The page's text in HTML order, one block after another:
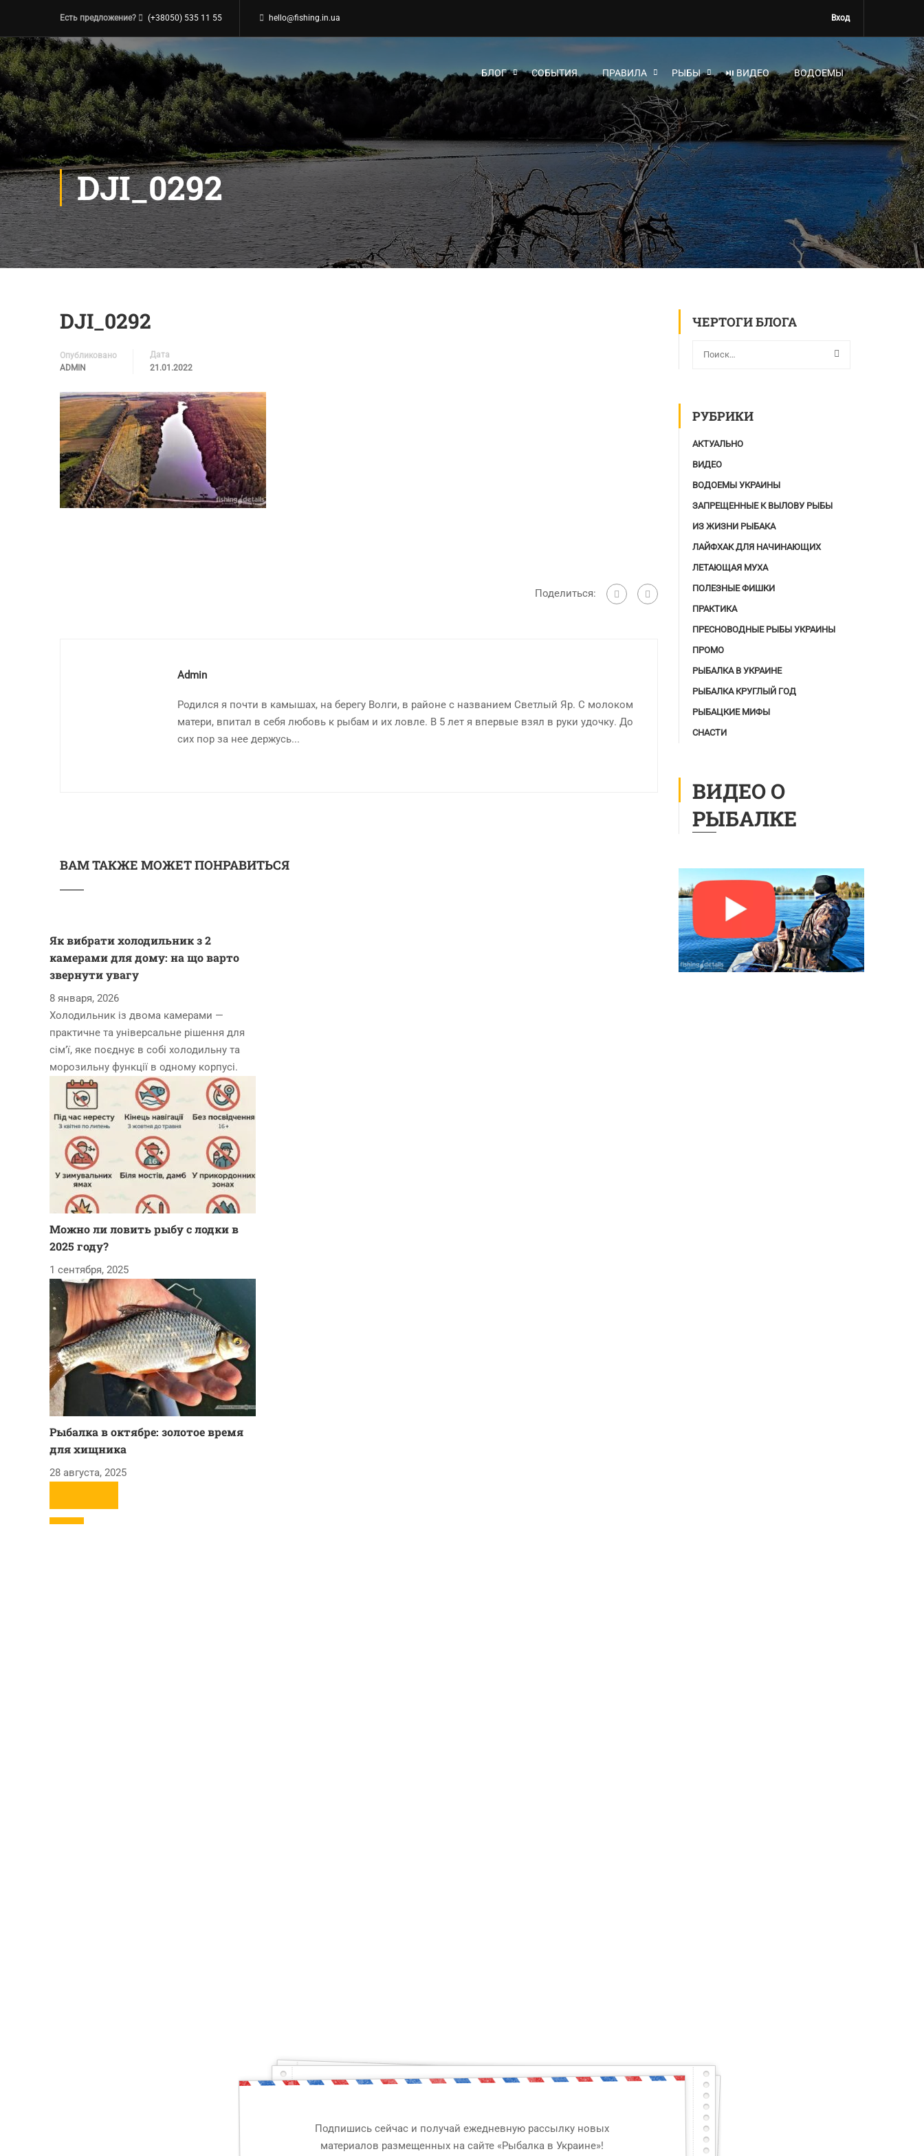
Есть предложение? (+38050) 535 11 55 hello@fishing.in.ua Вход
БЛОГ СОБЫТИЯ ПРАВИЛА РЫБЫ ⏯ ВИДЕО ВОДОЕМЫ
DJI_0292
DJI_0292
Опубликовано
ADMIN
Дата
21.01.2022
Поделиться:
Admin
Родился я почти в камышах, на берегу Волги, в районе с названием Светлый Яр. С молоком
матери, впитал в себя любовь к рыбам и их ловле. В 5 лет я впервые взял в руки удочку. До
сих пор за нее держусь...
ВАМ ТАКЖЕ МОЖЕТ ПОНРАВИТЬСЯ
Як вибрати холодильник з 2
камерами для дому: на що варто
звернути увагу
8 января, 2026
Холодильник із двома камерами —
практичне та універсальне рішення для
сім’ї, яке поєднує в собі холодильну та
морозильну функції в одному корпусі.
Можно ли ловить рыбу с лодки в
2025 году?
1 сентября, 2025
Рыбалка в октябре: золотое время
для хищника
28 августа, 2025
ЧЕРТОГИ БЛОГА
РУБРИКИ
АКТУАЛЬНО
ВИДЕО
ВОДОЕМЫ УКРАИНЫ
ЗАПРЕЩЕННЫЕ К ВЫЛОВУ РЫБЫ
ИЗ ЖИЗНИ РЫБАКА
ЛАЙФХАК ДЛЯ НАЧИНАЮЩИХ
ЛЕТАЮЩАЯ МУХА
ПОЛЕЗНЫЕ ФИШКИ
ПРАКТИКА
ПРЕСНОВОДНЫЕ РЫБЫ УКРАИНЫ
ПРОМО
РЫБАЛКА В УКРАИНЕ
РЫБАЛКА КРУГЛЫЙ ГОД
РЫБАЦКИЕ МИФЫ
СНАСТИ
ВИДЕО О
РЫБАЛКЕ
Подпишись сейчас и получай ежедневную рассылку новых
материалов размещенных на сайте «Рыбалка в Украине»!
Ты — рыбак, который чувствует себя уверенно и готов почти
Друг, тогда предлагаю тебе проверить свои знания по правилам рыболовства! Сможешь сдать этот элементарный тест с первого раза – будет тебе честь
и хвала! Слава твоя навсегда останется на этих скрижалях! В случае неудачи, ты узнаешь много интересного, но не останешься наедине, мы исправим